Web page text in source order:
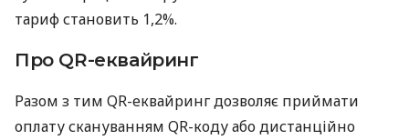
тариф становить 1,2%.
Про QR-еквайринг
Разом з тим QR-еквайринг дозволяє приймати
оплату скануванням QR-коду або дистанційно